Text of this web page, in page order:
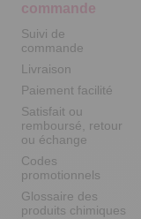
commande
Suivi de
commande
Livraison
Paiement facilité
Satisfait ou
remboursé, retour
ou échange
Codes
promotionnels
Glossaire des
produits chimiques